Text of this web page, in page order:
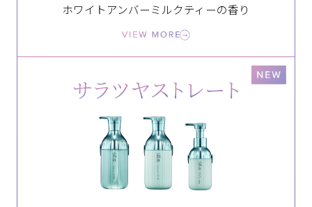
ホワイトアンバーミルクティーの香り